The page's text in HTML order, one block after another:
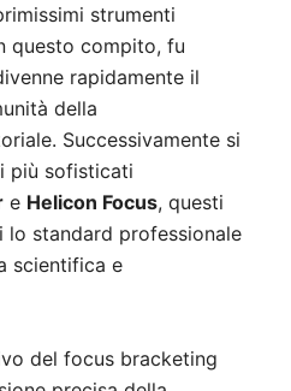
strumenti
questo compito, fu
rapidamente il
della
Successivamente si
più sofisticati
e Helicon Focus, questi
standard professionale
scientifica e
del focus bracketing